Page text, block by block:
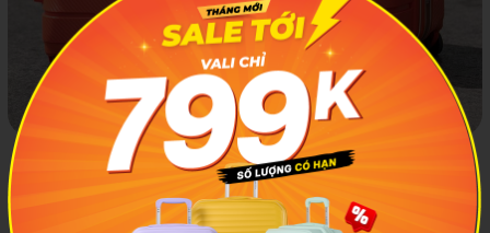
Hai size vali 20 inch và 24 inch được nhiều người lựa
chọn nhờ tính ứng dụng cao, phù hợp với nhiều mục đích
sử dụng